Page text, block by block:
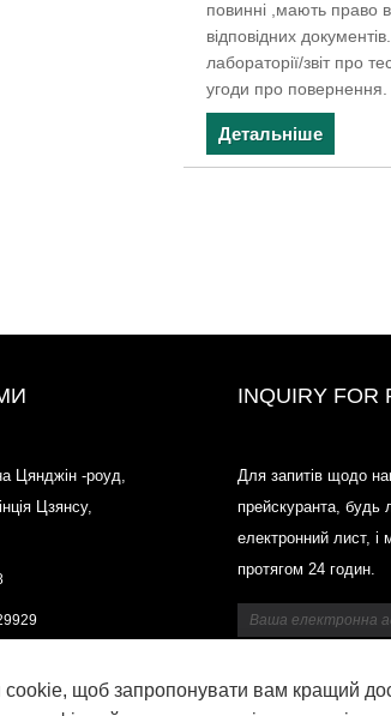
повинні ,мають право
відповідних
лабораторії/звіт про
угоди про повернення.
Детальніше
Цянджін -роуд,
Цзянсу,
INQUIRY FOR
Для запитів щодо
прейскуранта, будь
електронний лист, і
протягом 24 годин.
щоб запропонувати вам кращий